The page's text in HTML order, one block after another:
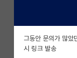
자유 게시판(아
미국 유학 게시판
그동안 문의가 많았
시 링크 발송